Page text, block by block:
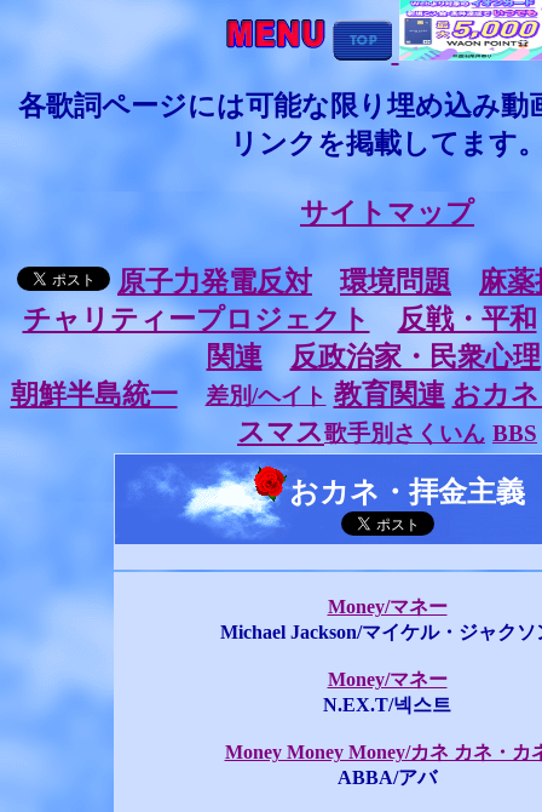
各歌詞ページには可能な限り埋め込み動
リンクを掲載してます
サイトマップ
原子力発電反対 環境問題
麻
チャリティープロジェクト
反戦・平和
関連
反政治家・民衆心理
朝鮮半島統一
差別/ヘイト 教育関連 おカ
スマス歌手別さくいん BBS
おカネ・拝金主義
Money/マネー
Michael Jackson/マイケル・ジャクソ
Money/マネー
N.EX.T/넥스트
Money Money Money/カネ カネ・カ
ABBA/アバ